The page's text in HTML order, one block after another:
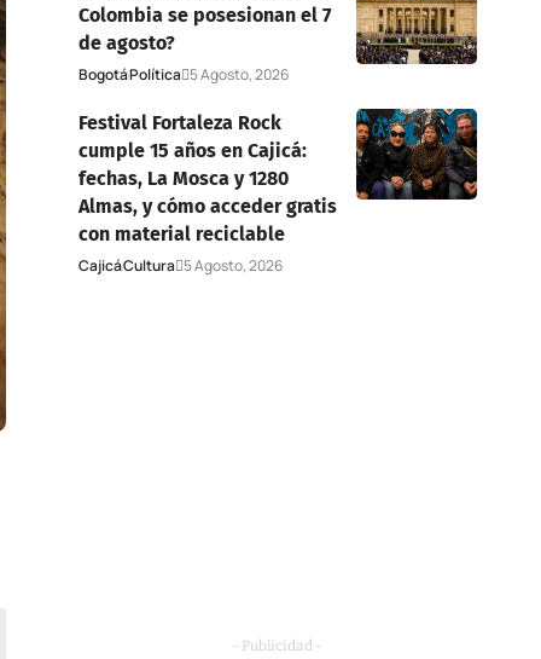
Colombia se posesionan el 7
de agosto?
BogotáPolítica 5 Agosto, 2026
Festival Fortaleza Rock
cumple 15 años en Cajicá:
fechas, La Mosca y 1280
Almas, y cómo acceder gratis
con material reciclable
CajicáCultura 5 Agosto, 2026
- Publicidad -